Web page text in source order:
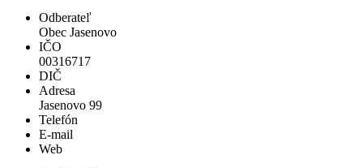
Odberateľ
Obec Jasenovo
IČO
00316717
DIČ
Adresa
Jasenovo 99
Telefón
E-mail
Web